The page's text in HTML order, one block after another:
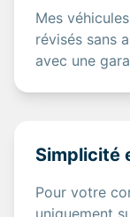
Mes
révisés sans
avec une
Simplicité
Pour votre
uniquement